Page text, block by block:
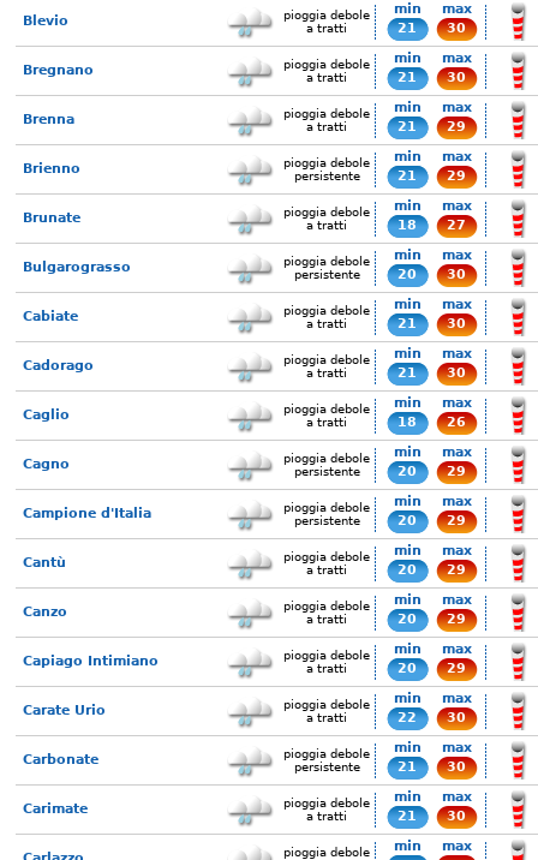
Blevio
pioggia debole
a tratti
min
21
max
30
Bregnano
pioggia debole
a tratti
min
21
max
30
Brenna
pioggia debole
a tratti
min
21
max
29
Brienno
pioggia debole
persistente
min
21
max
29
Brunate
pioggia debole
a tratti
min
18
max
27
Bulgarograsso
pioggia debole
persistente
min
20
max
30
Cabiate
pioggia debole
a tratti
min
21
max
30
Cadorago
pioggia debole
a tratti
min
21
max
30
Caglio
pioggia debole
a tratti
min
18
max
26
Cagno
pioggia debole
persistente
min
20
max
29
Campione d'Italia
pioggia debole
persistente
min
20
max
29
Cantù
pioggia debole
a tratti
min
20
max
29
Canzo
pioggia debole
a tratti
min
20
max
29
Capiago Intimiano
pioggia debole
a tratti
min
20
max
29
Carate Urio
pioggia debole
a tratti
min
22
max
30
Carbonate
pioggia debole
persistente
min
21
max
30
Carimate
pioggia debole
a tratti
min
21
max
30
pioggia debole
min
max